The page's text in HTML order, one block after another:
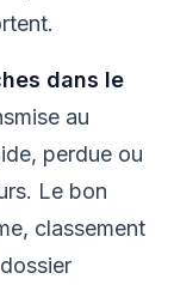
dans le
au
perdue ou
Le bon
classement